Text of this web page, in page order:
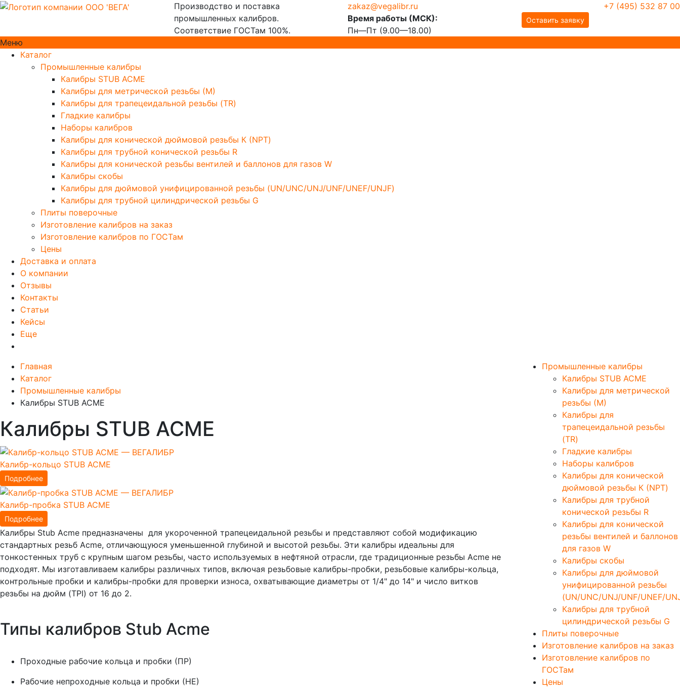
Производство и поставка
промышленных калибров.
Соответствие ГОСТам 100%.
zakaz@vegalibr.ru
Время работы (МСК):
Пн—Пт (9.00—18.00)
+7 (495) 532 87 00
Оставить заявку
Меню
Каталог
Промышленные калибры
Калибры STUB ACME
Калибры для метрической резьбы (М)
Калибры для трапецеидальной резьбы (TR)
Гладкие калибры
Наборы калибров
Калибры для конической дюймовой резьбы К (NPT)
Калибры для трубной конической резьбы R
Калибры для конической резьбы вентилей и баллонов для газов W
Калибры скобы
Калибры для дюймовой унифицированной резьбы (UN/UNC/UNJ/UNF/UNEF/UNJF)
Калибры для трубной цилиндрической резьбы G
Плиты поверочные
Изготовление калибров на заказ
Изготовление калибров по ГОСТам
Цены
Доставка и оплата
О компании
Отзывы
Контакты
Статьи
Кейсы
Еще
Главная
Каталог
Промышленные калибры
Калибры STUB ACME
Калибры STUB ACME
Калибр-кольцо STUB ACME
Подробнее
Калибр-пробка STUB ACME
Подробнее
Калибры Stub Acme предназначены для укороченной трапецеидальной резьбы и представляют собой модификацию
стандартных резьб Acme, отличающуюся уменьшенной глубиной и высотой резьбы. Эти калибры идеальны для
тонкостенных труб с крупным шагом резьбы, часто используемых в нефтяной отрасли, где традиционные резьбы Acme не
подходят. Мы изготавливаем калибры различных типов, включая резьбовые калибры-пробки, резьбовые калибры-кольца,
контрольные пробки и калибры-пробки для проверки износа, охватывающие диаметры от 1/4" до 14" и число витков
резьбы на дюйм (TPI) от 16 до 2.
Типы калибров Stub Acme
Проходные рабочие кольца и пробки (ПР)
Рабочие непроходные кольца и пробки (НЕ)
Промышленные калибры
Калибры STUB ACME
Калибры для метрической
резьбы (М)
Калибры для
трапецеидальной резьбы
(TR)
Гладкие калибры
Наборы калибров
Калибры для конической
дюймовой резьбы К (NPT)
Калибры для трубной
конической резьбы R
Калибры для конической
резьбы вентилей и баллонов
для газов W
Калибры скобы
Калибры для дюймовой
унифицированной резьбы
(UN/UNC/UNJ/UNF/UNEF/
Калибры для трубной
цилиндрической резьбы G
Плиты поверочные
Изготовление калибров на заказ
Изготовление калибров по
ГОСТам
Цены